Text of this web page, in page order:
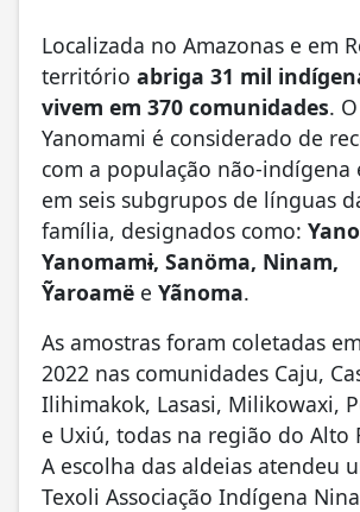
Localizada no Amazonas e em
território abriga 31 mil
vivem em 370 comunidades.
Yanomami é considerado de
com a população não-indígena
em seis subgrupos de línguas
família, designados como:
Yanomamɨ, Sanöma, Ninam,
Ỹaroamë e Yãnoma.
As amostras foram coletadas
2022 nas comunidades Caju,
Ilihimakok, Lasasi, Milikowaxi,
e Uxiú, todas na região do Alto
A escolha das aldeias atendeu
Texoli Associação Indígena